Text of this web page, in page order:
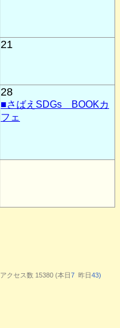
21
28
■さばえSDGs BOOKカ
フェ